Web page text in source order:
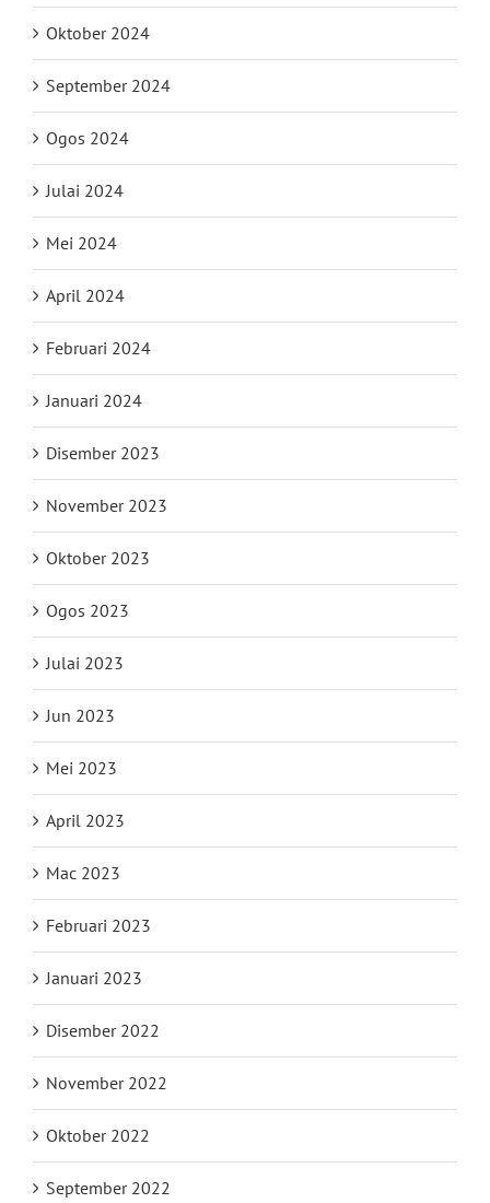
Oktober 2024
September 2024
Ogos 2024
Julai 2024
Mei 2024
April 2024
Februari 2024
Januari 2024
Disember 2023
November 2023
Oktober 2023
Ogos 2023
Julai 2023
Jun 2023
Mei 2023
April 2023
Mac 2023
Februari 2023
Januari 2023
Disember 2022
November 2022
Oktober 2022
September 2022